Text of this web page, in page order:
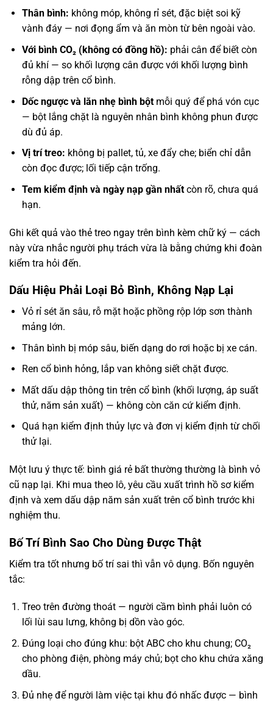
Thân bình: không móp, không rỉ sét, đặc biệt soi kỹ
vành đáy — nơi đọng ẩm và ăn mòn từ bên ngoài vào.
Với bình CO₂ (không có đồng hồ): phải cân để biết còn
đủ khí — so khối lượng cân được với khối lượng bình
rỗng dập trên cổ bình.
Dốc ngược và lăn nhẹ bình bộtmỗi quý để phá vón cục
— bột lắng chặt là nguyên nhân bình không phun được
dù đủ áp.
Vị trí treo: không bị pallet, tủ, xe đẩy che; biển chỉ dẫn
còn đọc được; lối tiếp cận trống.
Tem kiểm định và ngày nạp gần nhấtcòn rõ, chưa quá
hạn.
Ghi kết quả vào thẻ treo ngay trên bình kèm chữ ký — cách
này vừa nhắc người phụ trách vừa là bằng chứng khi đoàn
kiểm tra hỏi đến.
Dấu Hiệu Phải Loại Bỏ Bình, Không Nạp Lại
Vỏ rỉ sét ăn sâu, rỗ mặt hoặc phồng rộp lớp sơn thành
mảng lớn.
Thân bình bị móp sâu, biến dạng do rơi hoặc bị xe cán.
Ren cổ bình hỏng, lắp van không siết chặt được.
Mất dấu dập thông tin trên cổ bình (khối lượng, áp suất
thử, năm sản xuất) — không còn căn cứ kiểm định.
Quá hạn kiểm định thủy lực và đơn vị kiểm định từ chối
thử lại.
Một lưu ý thực tế: bình giá rẻ bất thường thường là bình vỏ
cũ nạp lại. Khi mua theo lô, yêu cầu xuất trình hồ sơ kiểm
định và xem dấu dập năm sản xuất trên cổ bình trước khi
nghiệm thu.
Bố Trí Bình Sao Cho Dùng Được Thật
Kiểm tra tốt nhưng bố trí sai thì vẫn vô dụng. Bốn nguyên
tắc:
Treo trên đường thoát — người cầm bình phải luôn có
lối lùi sau lưng, không bị dồn vào góc.
Đúng loại cho đúng khu: bột ABC cho khu chung; CO₂
cho phòng điện, phòng máy chủ; bọt cho khu chứa xăng
dầu.
Đủ nhẹ để người làm việc tại khu đó nhấc được — bình